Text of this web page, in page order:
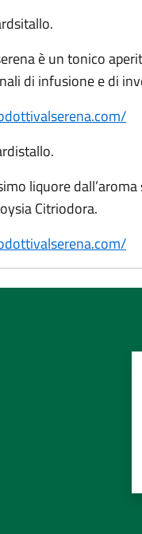
è un tonico
di infusione e di
liquore
Citriodora.